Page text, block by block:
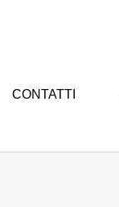
CONTATTI